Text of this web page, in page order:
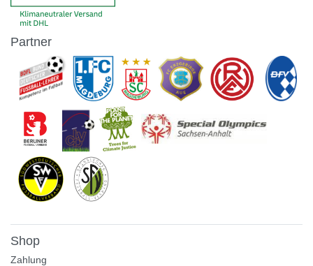
Partner
Shop
Zahlung